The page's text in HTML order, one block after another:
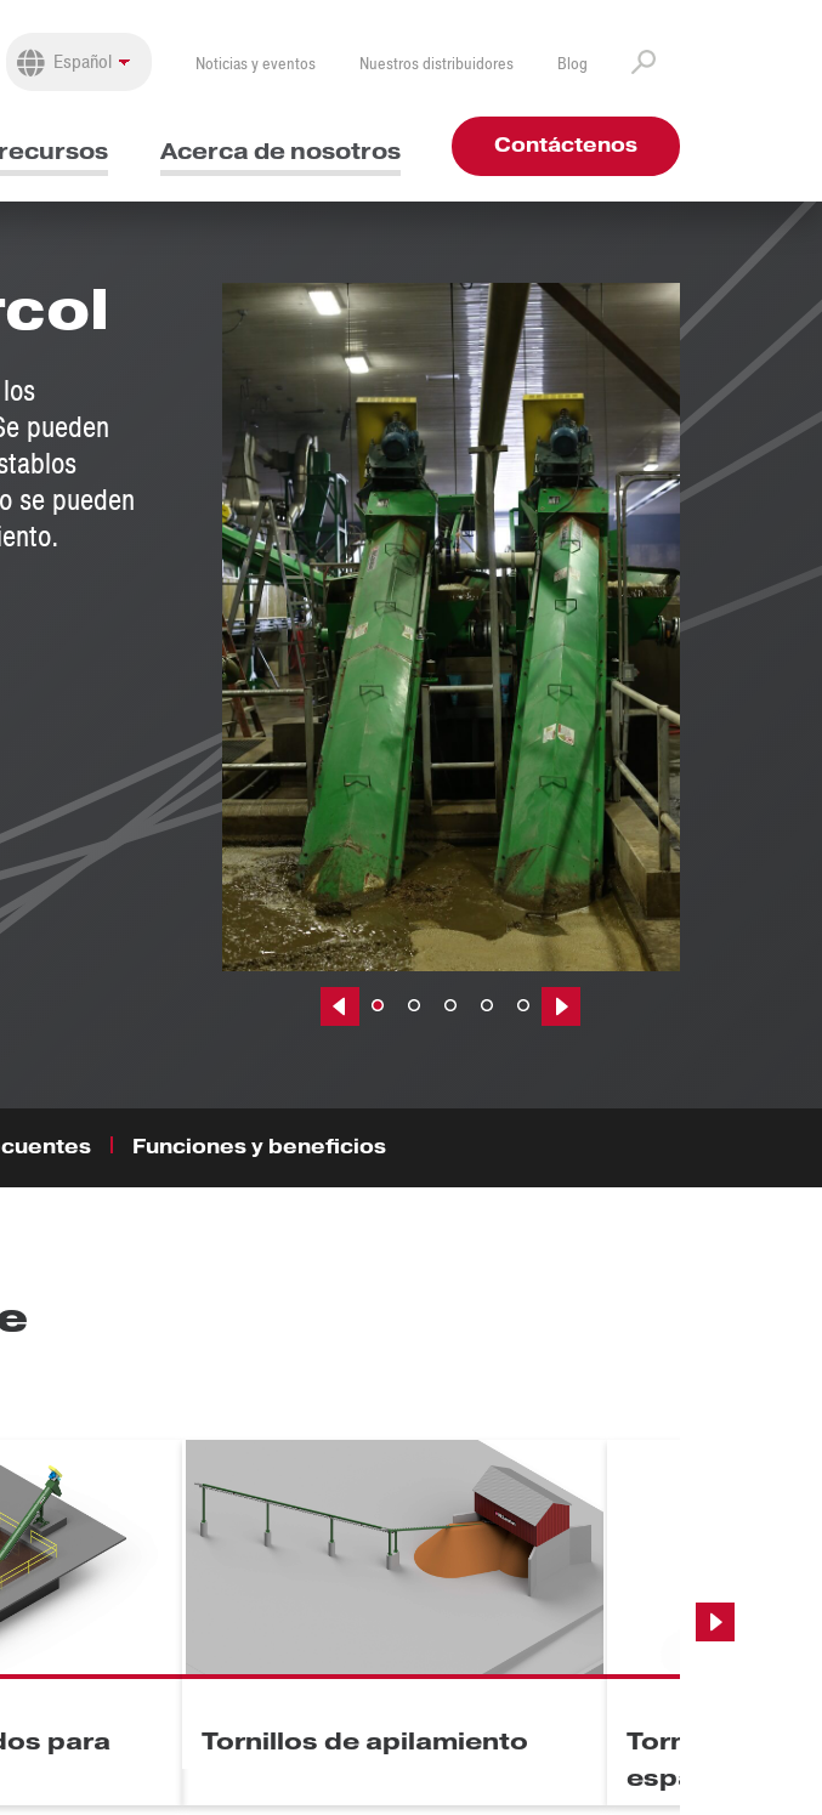
Noticias y eventos Nuestros distribuidores Blog
Acerca de nosotros Contáctenos
pueden
se pueden
Previous|t Next|t
Funciones y beneficios
para
Tornillos de apilamiento
Tornillos de
esparcidores
Next